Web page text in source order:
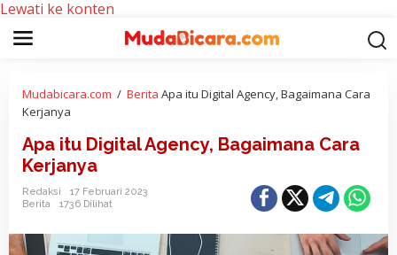
Lewati ke konten
Mudabicara.com / Berita Apa itu Digital Agency, Bagaimana Cara
Kerjanya
Apa itu Digital Agency, Bagaimana Cara
Kerjanya
Redaksi
17 Februari 2023
Berita
1736 Dilihat